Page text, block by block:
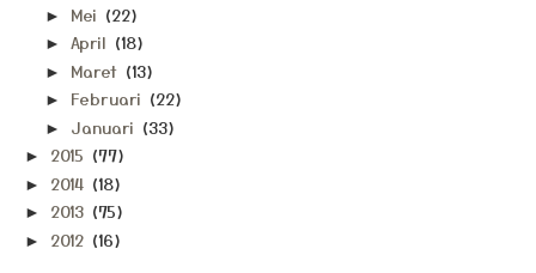
► Mei (22)
► April (18)
► Maret (13)
► Februari (22)
► Januari (33)
► 2015 (77)
► 2014 (18)
► 2013 (75)
► 2012 (16)